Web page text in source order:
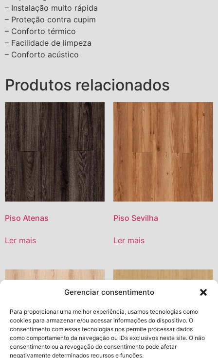
Gerenciar consentimento
Para proporcionar uma melhor experiência, usamos tecnologias como
cookies para armazenar e/ou acessar informações do dispositivo. O
consentimento com essas tecnologias nos permite processar dados
como comportamento da navegação ou IDs exclusivos neste site. O não
consentimento ou a revogação do consentimento pode afetar
negativamente determinados recursos e funções.
– Instalação muito rápida
– Proteção contra cupim
– Conforto térmico
– Facilidade de limpeza
– Conforto acústico
Produtos relacionados
Piso Atenas
Ler mais
Piso Sevilha
Ler mais